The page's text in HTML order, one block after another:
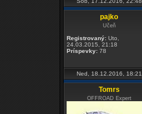
pajko
Učeň
Registrovaný: Uto,
24.03.2015, 21:18
Príspevky: 78
Ned, 18.12.2016, 18:21
Tomrs
OFFROAD Expert